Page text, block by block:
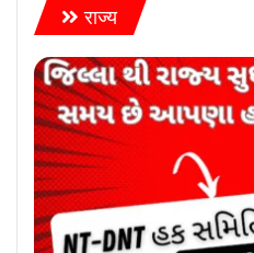
राज्य